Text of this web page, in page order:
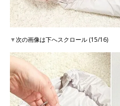
▼次の画像は下へスクロール (15/16)